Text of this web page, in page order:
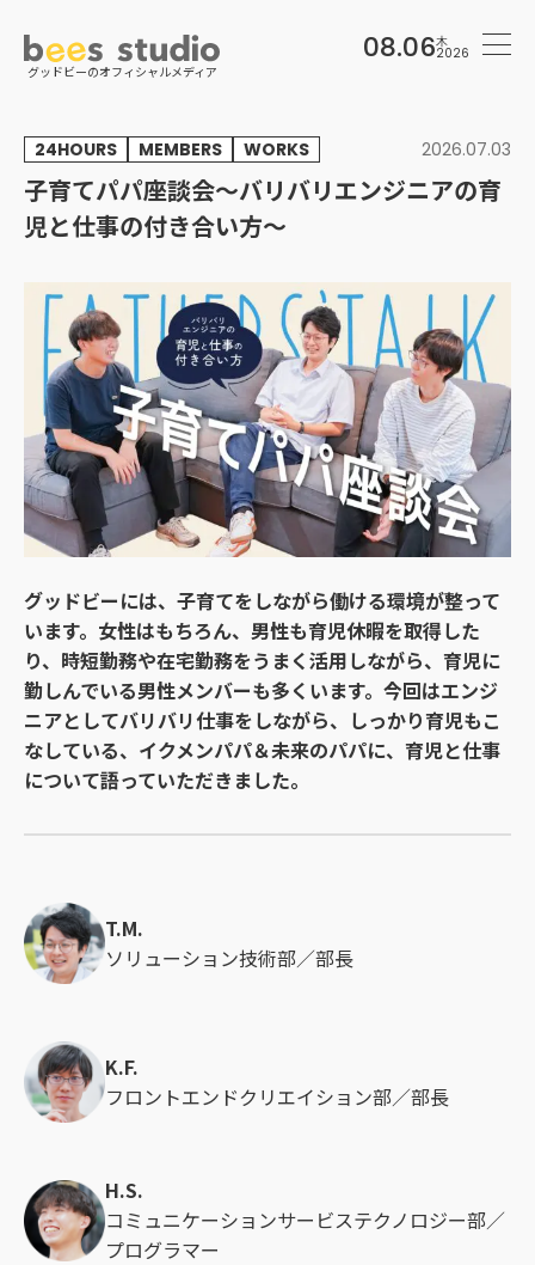
content
08.06木
2026
グッドビーのオフィシャルメディア
24HOURS MEMBERS WORKS 2026.07.03
子育てパパ座談会〜バリバリエンジニアの育
児と仕事の付き合い方〜
グッドビーには、子育てをしながら働ける環境が整って
います。女性はもちろん、男性も育児休暇を取得した
り、時短勤務や在宅勤務をうまく活用しながら、育児に
勤しんでいる男性メンバーも多くいます。今回はエンジ
ニアとしてバリバリ仕事をしながら、しっかり育児もこ
なしている、イクメンパパ＆未来のパパに、育児と仕事
について語っていただきました。
T.M.
ソリューション技術部／部長
K.F.
フロントエンドクリエイション部／部長
H.S.
コミュニケーションサービステクノロジー部／
プログラマー